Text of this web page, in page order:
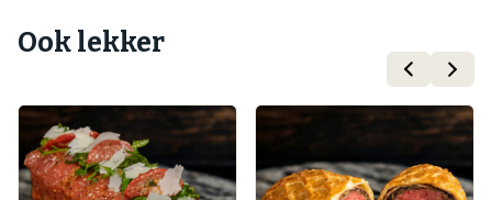
Ook lekker